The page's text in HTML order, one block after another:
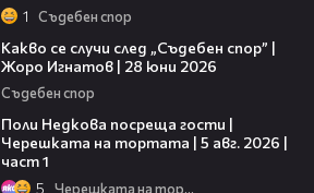
1 Съдебен спор
Какво се случи след „Съдебен спор” |
Жоро Игнатов | 28 юни 2026
Съдебен спор
Поли Недкова посреща гости |
Черешката на тортата | 5 авг. 2026 |
част 1
5 Черешката на тортата